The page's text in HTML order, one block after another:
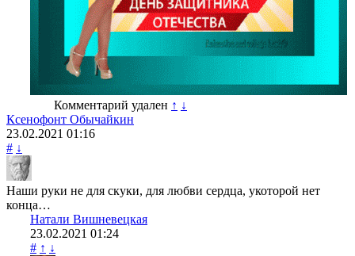
Комментарий удален ↑ ↓
Ксенофонт Обычайкин
23.02.2021 01:16
# ↓
Наши руки не для скуки, для любви сердца, укоторой нет
конца…
Натали Вишневецкая
23.02.2021 01:24
# ↑ ↓